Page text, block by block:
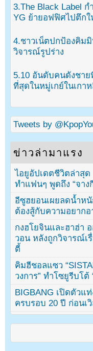
3.The Black Label ก
YG ย้ายอฟฟิศไปตึก
4.ชาวเน็ตปกป้องคิม
วิจารณ์รูปร่าง
5.10 อันดับคนดังชา
ที่สุดในหมู่เกย์ในเกา
Tweets by
ข่าวล่ามาแรง
ไอยูอัปเดตชีวิตล่าสุ
ทำแฟนๆ พูดถึง “จาง
อีซูฮยอนเผยลดน้ำห
ต้องสู้กับความอยากอ
กงฮโยจินและฮาฮ่า
วอน หลังถูกวิจารณ์เ
ตี้
คิมฮีชอลแซว
วงการ” ทำโซยูรีบโต้
BIGBANG เปิดตัวแ
ครบรอบ 20 ปี ก่อนเ